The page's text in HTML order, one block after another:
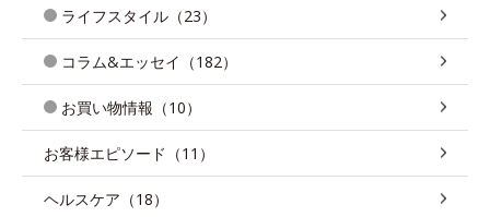
ライフスタイル（23）
コラム&エッセイ（182）
お買い物情報（10）
お客様エピソード（11）
ヘルスケア（18）